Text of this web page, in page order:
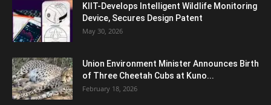
KIIT-Develops Intelligent Wildlife Monitoring
Device, Secures Design Patent
May 30, 2026
Union Environment Minister Announces Birth
of Three Cheetah Cubs at Kuno...
February 18, 2026